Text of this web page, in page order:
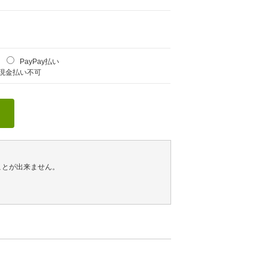
PayPay払い
金払い不可
が出来ません。